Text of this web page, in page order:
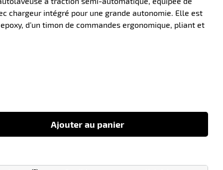
chargeur intégré pour une grande autonomie. Elle est
d’un timon de commandes ergonomique, pliant et
Ajouter au panier